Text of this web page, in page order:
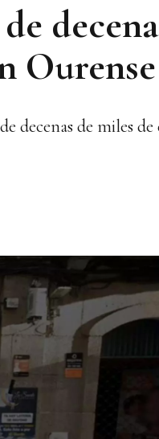
Ourense
decenas de miles de